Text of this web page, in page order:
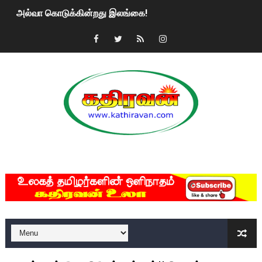
அல்வா கொடுக்கின்றது இலங்கை!
2ஆம் நாள் உக்ரைன் யுத்தம்!! எங்களைத் தனிமையில்
மகிந்த ராஜபக்சே பதவி விலக திட்டம்?
ரவுடி பேபிக்கு நடந்த தரமான சம்பவம்.. ஆபாச வீடியோக்களால்
குண்டை தூக்கிப்போட்ட ஆய்வு…. இந்தியாவின் “கோவிஷீல்டு”
யாழில் தமிழின தலைவர் பிரபாகரனின் பிறந்தநாளை
ஏர்போர்ட்டில் உதைத்த நபர் யார், என்ன நடந்தது?: உண்மையை
சீனா இலங்கையிடம் 8 மில்லியன் அமெரிக்க டொலர் நட்டஈடு